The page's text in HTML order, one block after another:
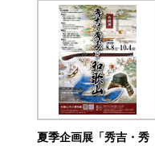
夏季企画展「秀吉・秀